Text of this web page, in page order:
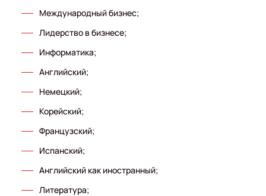
Международный бизнес;
Лидерство в бизнесе;
Информатика;
Английский;
Немецкий;
Корейский;
Французский;
Испанский;
Английский как иностранный;
Литература;